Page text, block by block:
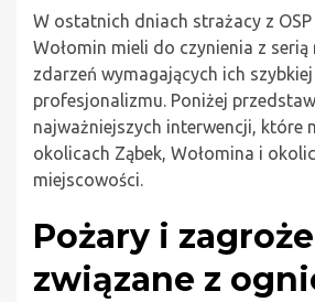
W ostatnich dniach strażacy z OSP
Wołomin mieli do czynienia z
zdarzeń wymagających ich
profesjonalizmu. Poniżej
najważniejszych interwencji, które
okolicach Ząbek, Wołomina i
miejscowości.
Pożary i
związane z